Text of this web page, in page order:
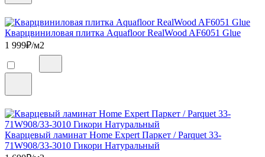
Кварцвиниловая плитка Aquafloor RealWood AF6051 Glue
1 999₽/м2
Кварцевый ламинат Home Expert Паркет / Parquet 33-
71W908/33-3010 Гикори Натуральный